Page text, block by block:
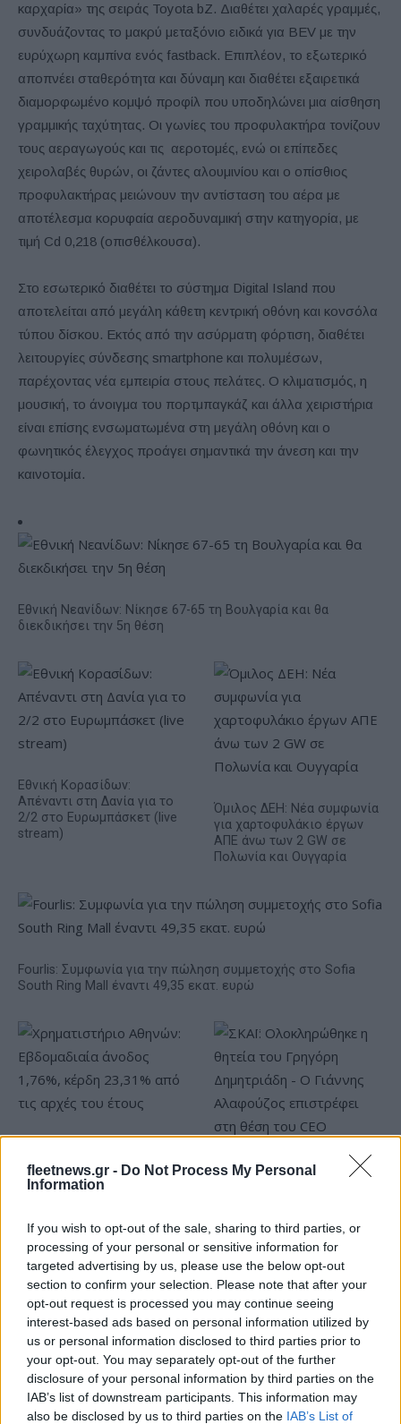
fleetnews.gr - Do Not Process My Personal
Information
If you wish to opt-out of the sale, sharing to third parties, or
processing of your personal or sensitive information for
targeted advertising by us, please use the below opt-out
section to confirm your selection. Please note that after your
opt-out request is processed you may continue seeing
interest-based ads based on personal information utilized by
us or personal information disclosed to third parties prior to
your opt-out. You may separately opt-out of the further
disclosure of your personal information by third parties on the
IAB’s list of downstream participants. This information may
also be disclosed by us to third parties on the IAB’s List of
καρχαρία» της σειράς Toyota bZ. Διαθέτει χαλαρές γραμμές,
συνδυάζοντας το μακρύ μεταξόνιο ειδικά για BEV με την
ευρύχωρη καμπίνα ενός fastback. Επιπλέον, το εξωτερικό
αποπνέει σταθερότητα και δύναμη και διαθέτει εξαιρετικά
διαμορφωμένο κομψό προφίλ που υποδηλώνει μια αίσθηση
γραμμικής ταχύτητας. Οι γωνίες του προφυλακτήρα τονίζουν
τους αεραγωγούς και τις αεροτομές, ενώ οι επίπεδες
χειρολαβές θυρών, οι ζάντες αλουμινίου και ο οπίσθιος
προφυλακτήρας μειώνουν την αντίσταση του αέρα με
αποτέλεσμα κορυφαία αεροδυναμική στην κατηγορία, με
τιμή Cd 0,218 (οπισθέλκουσα).
Στο εσωτερικό διαθέτει το σύστημα Digital Island που
αποτελείται από μεγάλη κάθετη κεντρική οθόνη και κονσόλα
τύπου δίσκου. Εκτός από την ασύρματη φόρτιση, διαθέτει
λειτουργίες σύνδεσης smartphone και πολυμέσων,
παρέχοντας νέα εμπειρία στους πελάτες. Ο κλιματισμός, η
μουσική, το άνοιγμα του πορτμπαγκάζ και άλλα χειριστήρια
είναι επίσης ενσωματωμένα στη μεγάλη οθόνη και ο
φωνητικός έλεγχος προάγει σημαντικά την άνεση και την
καινοτομία.
Εθνική Νεανίδων: Νίκησε 67-65 τη Βουλγαρία και θα
διεκδικήσει την 5η θέση
Εθνική Κορασίδων:
Απέναντι στη Δανία για το
2/2 στο Ευρωμπάσκετ (live
stream)
Όμιλος ΔΕΗ: Νέα συμφωνία
για χαρτοφυλάκιο έργων
ΑΠΕ άνω των 2 GW σε
Πολωνία και Ουγγαρία
Fourlis: Συμφωνία για την πώληση συμμετοχής στο Sofia
South Ring Mall έναντι 49,35 εκατ. ευρώ
Εβδομαδιαία άνοδος 1,76%,
κέρδη 23,31% από τις αρχές
του έτους
ΣΚΑΪ: Ολοκληρώθηκε η
θέση του CEO
Media: Με ενίσχυση 8 εκατ. ευρώ σε 451 επιχειρήσεις
ξεκίνησε το πρόγραμμα στήριξης- Κάλυψη εισφορών
ΕΔΟΕΑΠ